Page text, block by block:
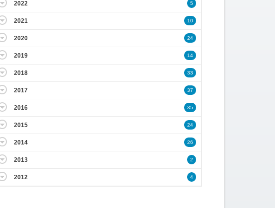
2022 5
2021 10
2020 24
2019 14
2018 33
2017 37
2016 35
2015 24
2014 26
2013 2
2012 4